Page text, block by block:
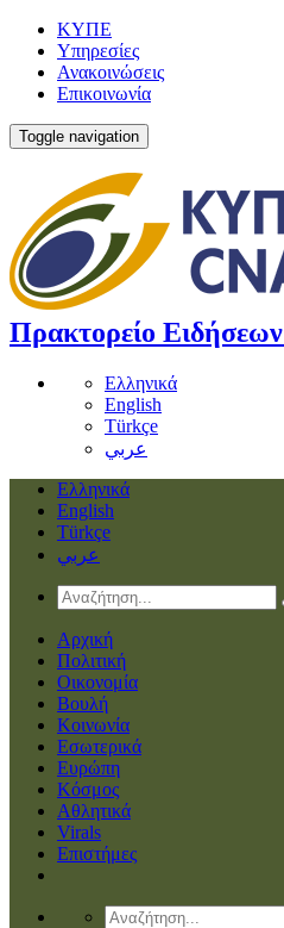
ΚΥΠΕ
Υπηρεσίες
Ανακοινώσεις
Επικοινωνία
Toggle navigation
Πρακτορείο Ειδήσεων
Ελληνικά
English
Türkçe
عربي
Ελληνικά
English
Türkçe
عربي
Αρχική
Πολιτική
Οικονομία
Βουλή
Κοινωνία
Εσωτερικά
Ευρώπη
Κόσμος
Αθλητικά
Virals
Επιστήμες